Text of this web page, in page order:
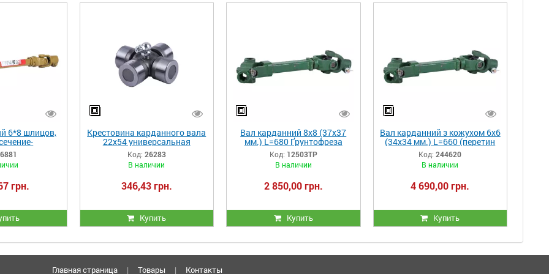
6*8 шлицов,
б/к
6881
грн.
Крестовина карданного вала
22х54 универсальная
Код: 26283
В наличии
346,43 грн.
Купить
Вал карданний 8х8 (37х37
мм.) L=680 Ґрунтофреза
1GQN-180...240
Код: 12503ТР
В наличии
2 850,00 грн.
Купить
Вал карданний з кожухом 6х6
(34х34 мм.) L=660 (перетин
трилимонник)
Код: 244620
В наличии
4 690,00 грн.
Купить
Главная страница | Товары | Контакты